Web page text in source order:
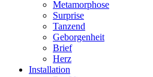
Metamorphose
Surprise
Tanzend
Geborgenheit
Brief
Herz
Installation